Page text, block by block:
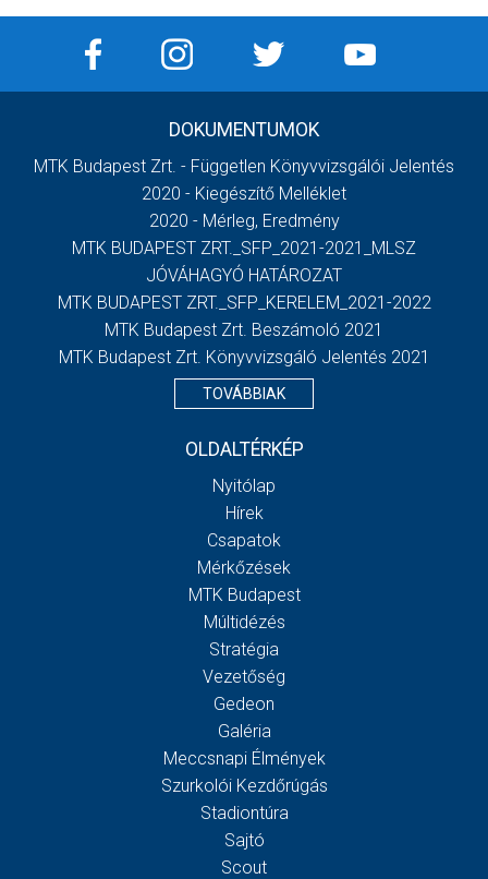
DOKUMENTUMOK
MTK Budapest Zrt. - Független Könyvvizsgálói Jelentés
2020 - Kiegészítő Melléklet
2020 - Mérleg, Eredmény
MTK BUDAPEST ZRT._SFP_2021-2021_MLSZ
JÓVÁHAGYÓ HATÁROZAT
MTK BUDAPEST ZRT._SFP_KERELEM_2021-2022
MTK Budapest Zrt. Beszámoló 2021
MTK Budapest Zrt. Könyvvizsgáló Jelentés 2021
TOVÁBBIAK
OLDALTÉRKÉP
Nyitólap
Hírek
Csapatok
Mérkőzések
MTK Budapest
Múltidézés
Stratégia
Vezetőség
Gedeon
Galéria
Meccsnapi Élmények
Szurkolói Kezdőrúgás
Stadiontúra
Sajtó
Scout